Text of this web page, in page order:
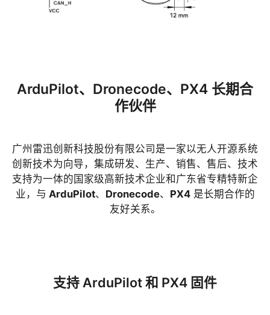
ArduPilot、Dronecode、PX4 长期合
作伙伴
广州雷迅创新科技股份有限公司是一家以无人开源系统
创新技术为向导，集成研发、生产、销售、售后、技术
支持为一体的国家级高新技术企业和广东省专精特新企
业，与 ArduPilot、 Dronecode、 PX4是长期合作的
友好关系。
支持 ArduPilot 和 PX4 固件